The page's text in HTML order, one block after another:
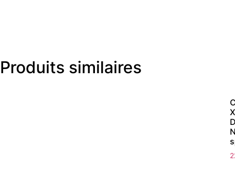
Produits similaires